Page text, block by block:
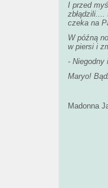
I przed
czeka na
W późną
w piersi i
- Niegodny
Maryo!
Madonna